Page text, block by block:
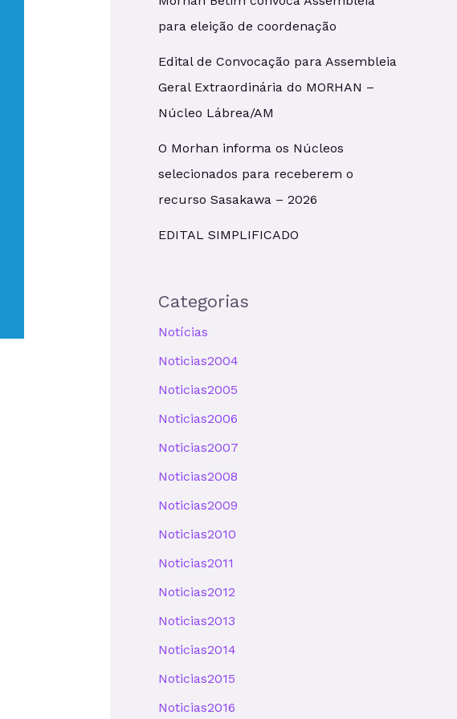
para eleição de coordenação
Edital de Convocação para Assembleia
Geral Extraordinária do MORHAN –
Núcleo Lábrea/AM
O Morhan informa os Núcleos
selecionados para receberem o
recurso Sasakawa – 2026
EDITAL SIMPLIFICADO
Categorias
Notícias
Noticias2004
Noticias2005
Noticias2006
Noticias2007
Noticias2008
Noticias2009
Noticias2010
Noticias2011
Noticias2012
Noticias2013
Noticias2014
Noticias2015
Noticias2016